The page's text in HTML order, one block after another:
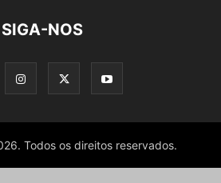
SIGA-NOS
Todos os direitos reservados.